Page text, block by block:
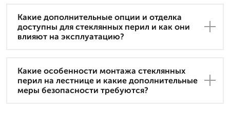
Какие дополнительные опции и отделка
доступны для стеклянных перил и как они
влияют на эксплуатацию?
Какие особенности монтажа стеклянных
перил на лестнице и какие дополнительные
меры безопасности требуются?